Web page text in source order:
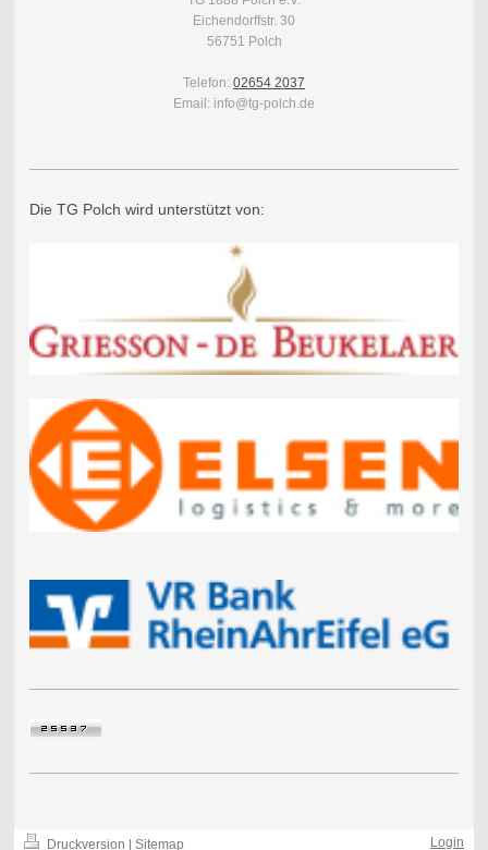
Eichendorffstr. 30
56751 Polch
Telefon: 02654 2037
Email: info@tg-polch.de
Die TG Polch wird unterstützt von:
Druckversion Sitemap Login